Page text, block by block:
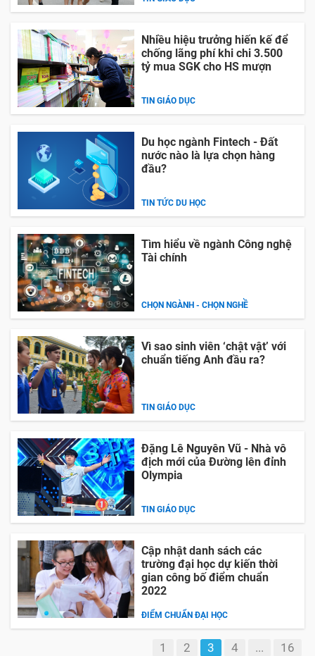
Nhiều hiệu trưởng hiến kế để
chống lãng phí khi chi 3.500
tỷ mua SGK cho HS mượn
TIN GIÁO DỤC
Du học ngành Fintech - Đất
nước nào là lựa chọn hàng
đầu?
TIN TỨC DU HỌC
Tìm hiểu về ngành Công nghệ
Tài chính
CHỌN NGÀNH - CHỌN NGHỀ
Vì sao sinh viên ‘chật vật’ với
chuẩn tiếng Anh đầu ra?
TIN GIÁO DỤC
Đặng Lê Nguyên Vũ - Nhà vô
địch mới của Đường lên đỉnh
Olympia
TIN GIÁO DỤC
Cập nhật danh sách các
trường đại học dự kiến thời
gian công bố điểm chuẩn
2022
ĐIỂM CHUẨN ĐẠI HỌC
1 2 3 4 ... 16